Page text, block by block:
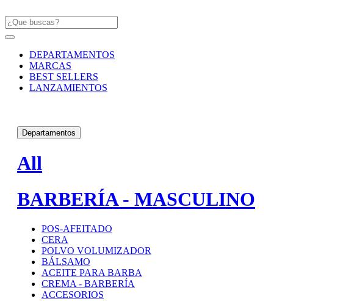
DEPARTAMENTOS
MARCAS
BEST SELLERS
LANZAMIENTOS
Departamentos
All
BARBERÍA - MASCULINO
POS-AFEITADO
CERA
POLVO VOLUMIZADOR
BÁLSAMO
ACEITE PARA BARBA
CREMA - BARBERÍA
ACCESORIOS